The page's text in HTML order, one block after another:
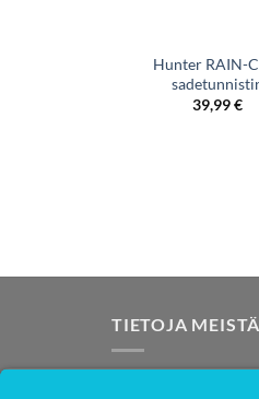
Hunter RAIN-
39,99€
TIETOJA MEISTÄ